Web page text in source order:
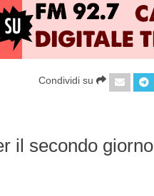
Condividi su
il secondo giorno